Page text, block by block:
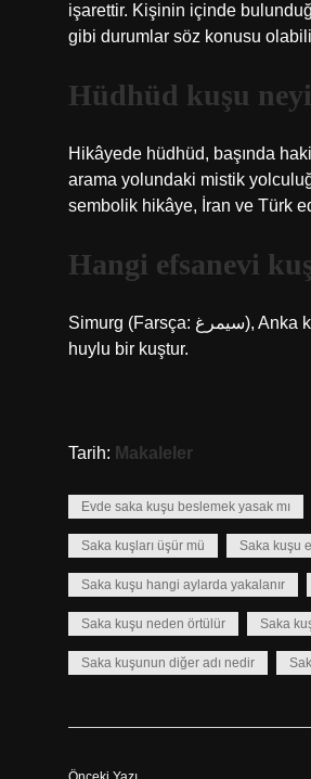
işarettir. Kişinin içinde
gibi durumlar söz konusu
Hüdhüd kuşu
Hikâyede hüdhüd, başında
arama yolundaki mistik
sembolik hikâye, İran ve Türk
Hangi efsanevi
Simurg (Farsça: سيمرغ), Anka kuşu veya kısaca Phoenix; kökeni Pers mitolojisi ve edebiyatına dayanan efsanevi, iyi
huylu bir kuştur.
Tarih: Makaleler
Evde saka kuşu beslemek yasak mı
Saka kuşları üşür mü Saka kuşu
Saka kuşu hangi aylarda yakalanır
Saka kuşu neden örtülür Saka
Saka kuşunun diğer adı nedir